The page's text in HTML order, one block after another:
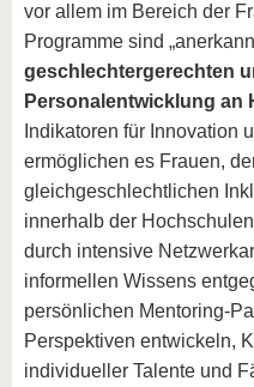
vor allem im Bereich der
Programme sind
geschlechtergerechten
Personalentwicklung an
Indikatoren für Innovation
ermöglichen es Frauen,
gleichgeschlechtlichen
innerhalb der
durch intensive
informellen Wissens
persönlichen Mentoring-
Perspektiven entwickeln,
individueller Talente und